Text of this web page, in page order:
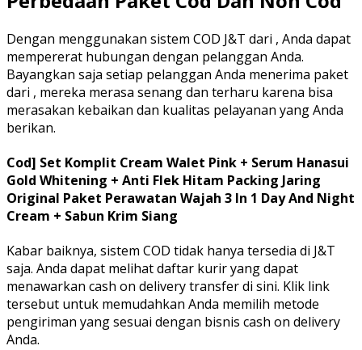
Dengan menggunakan sistem COD J&T dari , Anda dapat
mempererat hubungan dengan pelanggan Anda.
Bayangkan saja setiap pelanggan Anda menerima paket
dari , mereka merasa senang dan terharu karena bisa
merasakan kebaikan dan kualitas pelayanan yang Anda
berikan.
Cod] Set Komplit Cream Walet Pink + Serum Hanasui
Gold Whitening + Anti Flek Hitam Packing Jaring
Original Paket Perawatan Wajah 3 In 1 Day And Night
Cream + Sabun Krim Siang
Kabar baiknya, sistem COD tidak hanya tersedia di J&T
saja. Anda dapat melihat daftar kurir yang dapat
menawarkan cash on delivery transfer di sini. Klik link
tersebut untuk memudahkan Anda memilih metode
pengiriman yang sesuai dengan bisnis cash on delivery
Anda.